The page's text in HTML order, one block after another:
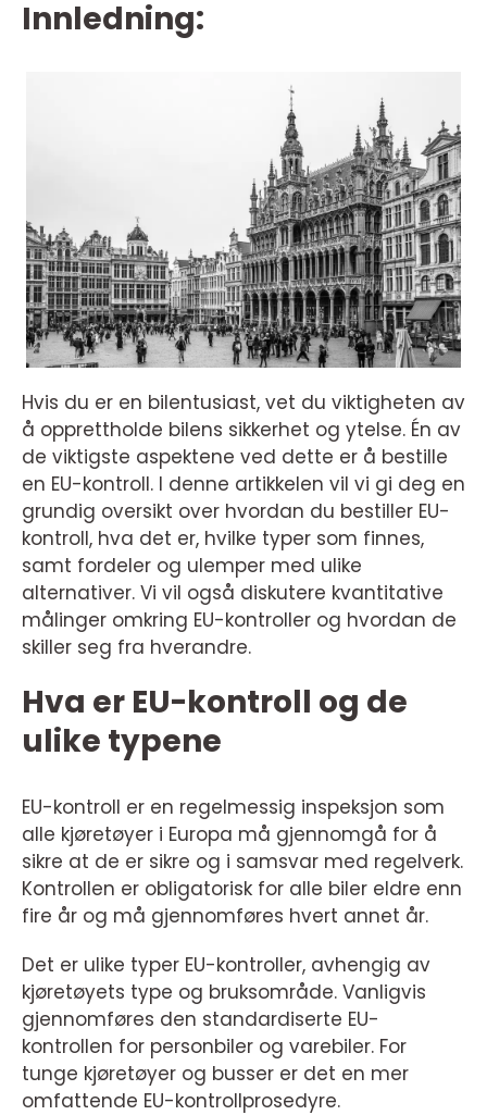
Innledning:
Hvis du er en bilentusiast, vet du viktigheten av
å opprettholde bilens sikkerhet og ytelse. Én av
de viktigste aspektene ved dette er å bestille
en EU-kontroll. I denne artikkelen vil vi gi deg en
grundig oversikt over hvordan du bestiller EU-
kontroll, hva det er, hvilke typer som finnes,
samt fordeler og ulemper med ulike
alternativer. Vi vil også diskutere kvantitative
målinger omkring EU-kontroller og hvordan de
skiller seg fra hverandre.
Hva er EU-kontroll og de
ulike typene
EU-kontroll er en regelmessig inspeksjon som
alle kjøretøyer i Europa må gjennomgå for å
sikre at de er sikre og i samsvar med regelverk.
Kontrollen er obligatorisk for alle biler eldre enn
fire år og må gjennomføres hvert annet år.
Det er ulike typer EU-kontroller, avhengig av
kjøretøyets type og bruksområde. Vanligvis
gjennomføres den standardiserte EU-
kontrollen for personbiler og varebiler. For
tunge kjøretøyer og busser er det en mer
omfattende EU-kontrollprosedyre.